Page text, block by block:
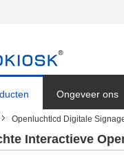
Ongeveer ons
Openluchtlcd Digitale
Interactieve